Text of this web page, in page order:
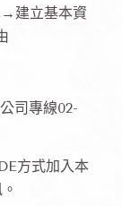
→建立基本資
司專線02-
方式加入本